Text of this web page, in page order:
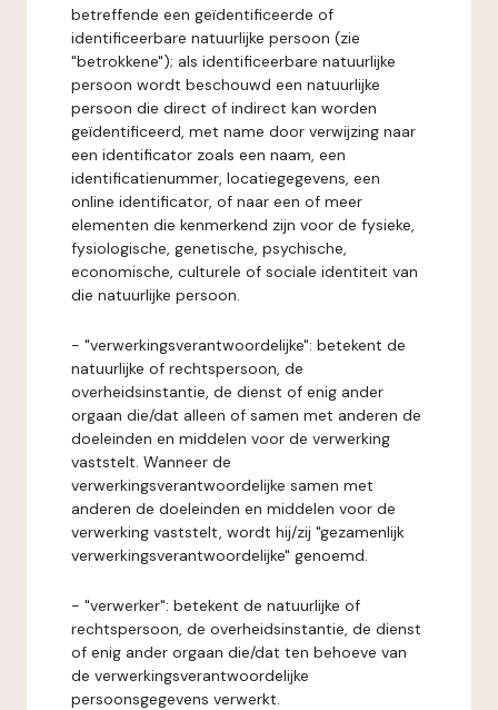
betreffende een geïdentificeerde of
identificeerbare natuurlijke persoon (zie
"betrokkene"); als identificeerbare natuurlijke
persoon wordt beschouwd een natuurlijke
persoon die direct of indirect kan worden
geïdentificeerd, met name door verwijzing naar
een identificator zoals een naam, een
identificatienummer, locatiegegevens, een
online identificator, of naar een of meer
elementen die kenmerkend zijn voor de fysieke,
fysiologische, genetische, psychische,
economische, culturele of sociale identiteit van
die natuurlijke persoon.
- "verwerkingsverantwoordelijke": betekent de
natuurlijke of rechtspersoon, de
overheidsinstantie, de dienst of enig ander
orgaan die/dat alleen of samen met anderen de
doeleinden en middelen voor de verwerking
vaststelt. Wanneer de
verwerkingsverantwoordelijke samen met
anderen de doeleinden en middelen voor de
verwerking vaststelt, wordt hij/zij "gezamenlijk
verwerkingsverantwoordelijke" genoemd.
- "verwerker": betekent de natuurlijke of
rechtspersoon, de overheidsinstantie, de dienst
of enig ander orgaan die/dat ten behoeve van
de verwerkingsverantwoordelijke
persoonsgegevens verwerkt.